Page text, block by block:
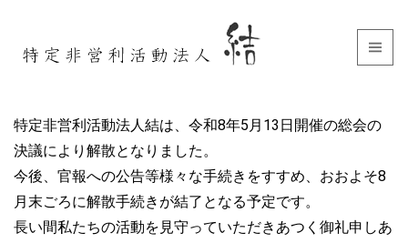
特定非営利活動法人結は、令和8年5月13日開催の総会の
決議により解散となりました。
今後、官報への公告等様々な手続きをすすめ、おおよそ8
月末ごろに解散手続きが結了となる予定です。
長い間私たちの活動を見守っていただきあつく御礼申しあ